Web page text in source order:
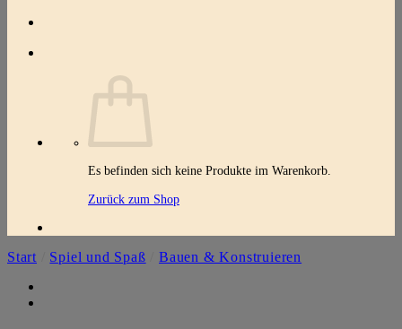
Es befinden sich keine Produkte im Warenkorb.
Zurück zum Shop
Start Spiel und Spaß Bauen & Konstruieren